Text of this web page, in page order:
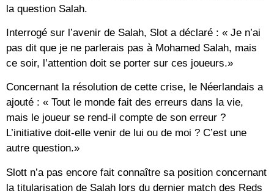
la question Salah.
Interrogé sur l’avenir de Salah, Slot a déclaré : « Je n’ai
pas dit que je ne parlerais pas à Mohamed Salah, mais
ce soir, l’attention doit se porter sur ces joueurs.»
Concernant la résolution de cette crise, le Néerlandais a
ajouté : « Tout le monde fait des erreurs dans la vie,
mais le joueur se rend-il compte de son erreur ?
L’initiative doit-elle venir de lui ou de moi ? C’est une
autre question.»
Slott n’a pas encore fait connaître sa position concernant
la titularisation de Salah lors du dernier match des Reds